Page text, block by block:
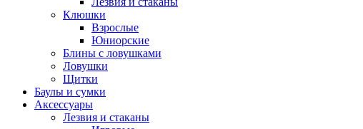
Клюшки
Взрослые
Юниорские
Блины с ловушками
Ловушки
Щитки
Баулы и сумки
Аксессуары
Лезвия и стаканы